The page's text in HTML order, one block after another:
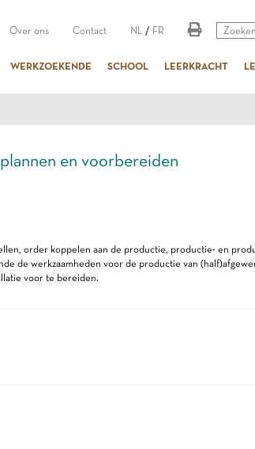
Over ons Contact NL / FR
WERKZOEKENDE SCHOOL LEERKRACHT
en voorbereiden
order koppelen aan de productie, productie- en
de werkzaamheden voor de productie van
voor te bereiden.